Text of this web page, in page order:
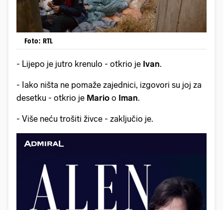
Foto: RTL
- Lijepo je jutro krenulo - otkrio je Ivan.
- Iako ništa ne pomaže zajednici, izgovori su joj za
desetku - otkrio je Mario o Iman.
- Više neću trošiti živce - zaključio je.